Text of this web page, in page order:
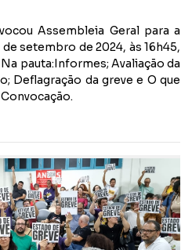
Assembleia Geral para a
setembro de 2024, às 16h45,
pauta:Informes; Avaliação da
Deflagração da greve e O que